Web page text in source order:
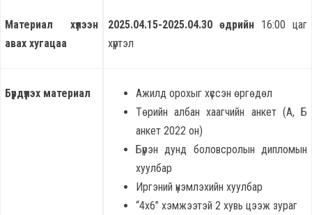
Материал хүлээн
авах хугацаа
2025.04.15-2025.04.30 өдрийн 16:00 цаг
хүртэл
Бүрдүүлэх материал
Ажилд орохыг хүссэн өргөдөл
Төрийн албан хаагчийн анкет (А, Б
анкет 2022 он)
Бүрэн дунд боловсролын дипломын
хуулбар
Иргэний үнэмлэхийн хуулбар
“4х6” хэмжээтэй 2 хувь цээж зураг